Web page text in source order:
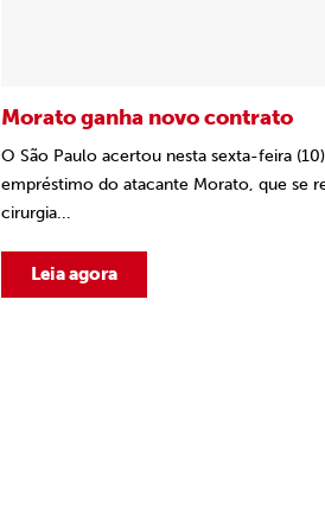
Morato ganha novo contrato
O São Paulo acertou nesta sexta-feira
empréstimo do atacante Morato, que se
cirurgia...
Leia agora